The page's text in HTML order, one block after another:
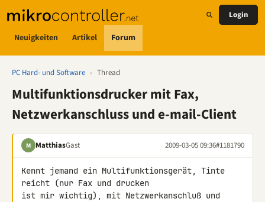
Neuigkeiten Artikel Forum
Login
PC Hard- und Software › Thread
Multifunktionsdrucker mit Fax,
Netzwerkanschluss und e-mail-Client
M MatthiasGast 2009-03-05 09:36#1181790
Kennt jemand ein Multifunktionsgerät, Tinte
reicht (nur Fax und drucken
ist mir wichtig), mit Netzwerkanschluß und